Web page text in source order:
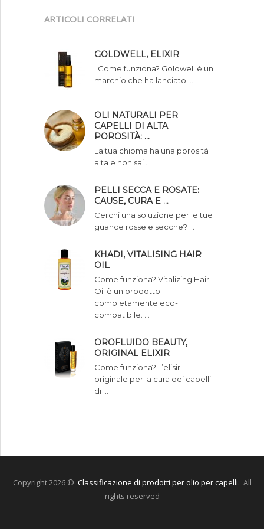
ARTICOLI CORRELATI
GOLDWELL, ELIXIR
Come funziona? Goldwell è un
marchio che ha lanciato …
OLI NATURALI PER
CAPELLI DI ALTA
POROSITÀ: …
La tua chioma ha una porosità
alta e non sai …
PELLI SECCA E ROSATE:
CAUSE, CURA E …
Cerchi una soluzione per le tue
guance rosse e secche? …
KHADI, VITALISING HAIR
OIL
Come funziona? Vitalizing Hair
Oil è un prodotto
completamente eco-
compatibile. …
OROFLUIDO BEAUTY,
ORIGINAL ELIXIR
Come funziona? L’elisir
originale per la cura dei capelli
di …
Copyright 2026 © Classificazione di prodotti per olio per capelli. All
rights reserved